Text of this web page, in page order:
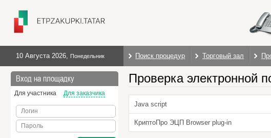
10 Августа 2026, Понедельник Поиск процедур Торговый зал
Вход на площадку
Для участника Для заказчика
Логин
Пароль
Проверка электронной
Java script
КриптоПро ЭЦП Browser plug-in